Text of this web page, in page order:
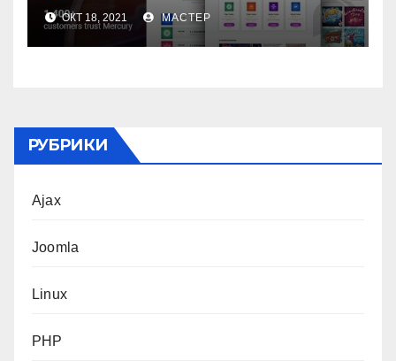
ОКТ 18, 2021 МАСТЕР
РУБРИКИ
Ajax
Joomla
Linux
PHP